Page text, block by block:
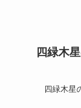
四緑木
四緑木星